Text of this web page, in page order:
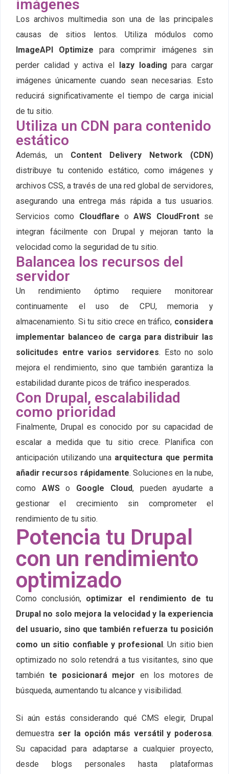
imágenes
Los archivos multimedia son una de las principales
causas de sitios lentos. Utiliza módulos como
ImageAPI Optimize para comprimir imágenes sin
perder calidad y activa el
lazy loading para cargar
imágenes únicamente cuando sean necesarias. Esto
reducirá significativamente el tiempo de carga inicial
de tu sitio.
Utiliza un CDN para contenido
estático
Además, un Content Delivery Network (CDN)
distribuye tu contenido estático, como imágenes y
archivos CSS, a través de una red global de servidores,
asegurando una entrega más rápida a tus usuarios.
Servicios como Cloudflare oAWS CloudFrontse
integran fácilmente con Drupal y mejoran tanto la
velocidad como la seguridad de tu sitio.
Balancea los recursos del
servidor
Un rendimiento óptimo requiere monitorear
continuamente el uso de CPU, memoria y
almacenamiento. Si tu sitio crece en tráfico, considera
implementar balanceo de carga para distribuir las
solicitudes entre varios servidores. Esto no solo
mejora el rendimiento, sino que también garantiza la
estabilidad durante picos de tráfico inesperados.
Con Drupal, escalabilidad
como prioridad
Finalmente, Drupal es conocido por su capacidad de
escalar a medida que tu sitio crece. Planifica con
anticipación utilizando una arquitectura que permita
añadir recursos rápidamente. Soluciones en la nube,
como AWSo Google Cloud, pueden ayudarte a
gestionar el crecimiento sin comprometer el
rendimiento de tu sitio.
Potencia tu Drupal
con un rendimiento
optimizado
Como conclusión, optimizar el rendimiento de tu
Drupal no solo mejora la velocidad y la experiencia
del usuario, sino que también refuerza tu posición
como un sitio confiable y profesional . Un sitio bien
optimizado no solo retendrá a tus visitantes, sino que
tambiénte posicionará mejor en los motores de
búsqueda, aumentando tu alcance y visibilidad.
Si aún estás considerando qué CMS elegir, Drupal
demuestra ser la opción más versátil y poderosa.
Su capacidad para adaptarse a cualquier proyecto,
desde blogs personales hasta plataformas